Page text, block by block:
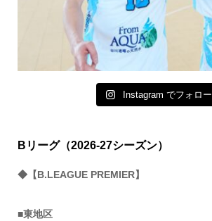
Instagram でフォロー
Bリーグ（2026-27シーズン）
◆【B.LEAGUE PREMIER】
■東地区